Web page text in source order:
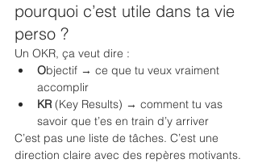
pourquoi c’est utile dans ta vie
perso ?
Un OKR, ça veut dire :
Objectif → ce que tu veux vraiment
accomplir
KR (Key Results) → comment tu vas
savoir que t’es en train d’y arriver
C’est pas une liste de tâches. C’est une
direction claire avec des repères motivants.